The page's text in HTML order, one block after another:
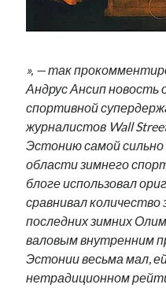
», — так
Андрус Ансип
спортивной
журналистов Wall
Эстонию самой
области зимнего
блоге использовал
сравнивал
последних зимних
валовым внутренним
Эстонии весьма мал,
нетрадиционном